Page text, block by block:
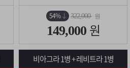
54% 322,000 원
149,000 원
비아그라 1병 + 레비트라 1병